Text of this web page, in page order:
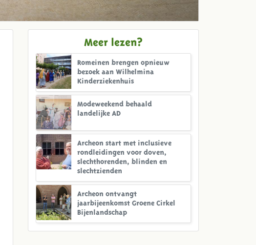
Meer lezen?
Romeinen brengen opnieuw
bezoek aan Wilhelmina
Kinderziekenhuis
Modeweekend behaald
landelijke AD
Archeon start met inclusieve
rondleidingen voor doven,
slechthorenden, blinden en
slechtzienden
Archeon ontvangt
jaarbijeenkomst Groene Cirkel
Bijenlandschap